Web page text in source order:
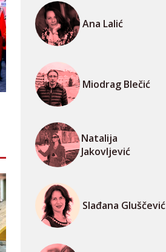
Ana Lalić
Miodrag Blečić
Natalija
Jakovljević
Slađana Gluščević